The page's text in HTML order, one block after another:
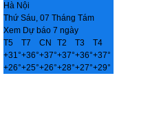
Hà Nội
Thứ Sáu, 07 Tháng Tám
Xem Dự báo 7 ngày
T5
T7 CN T2 T3
T4
+31°+36°+37°+37°+36°+37°
+26°+25°+26°+28°+27°+29°